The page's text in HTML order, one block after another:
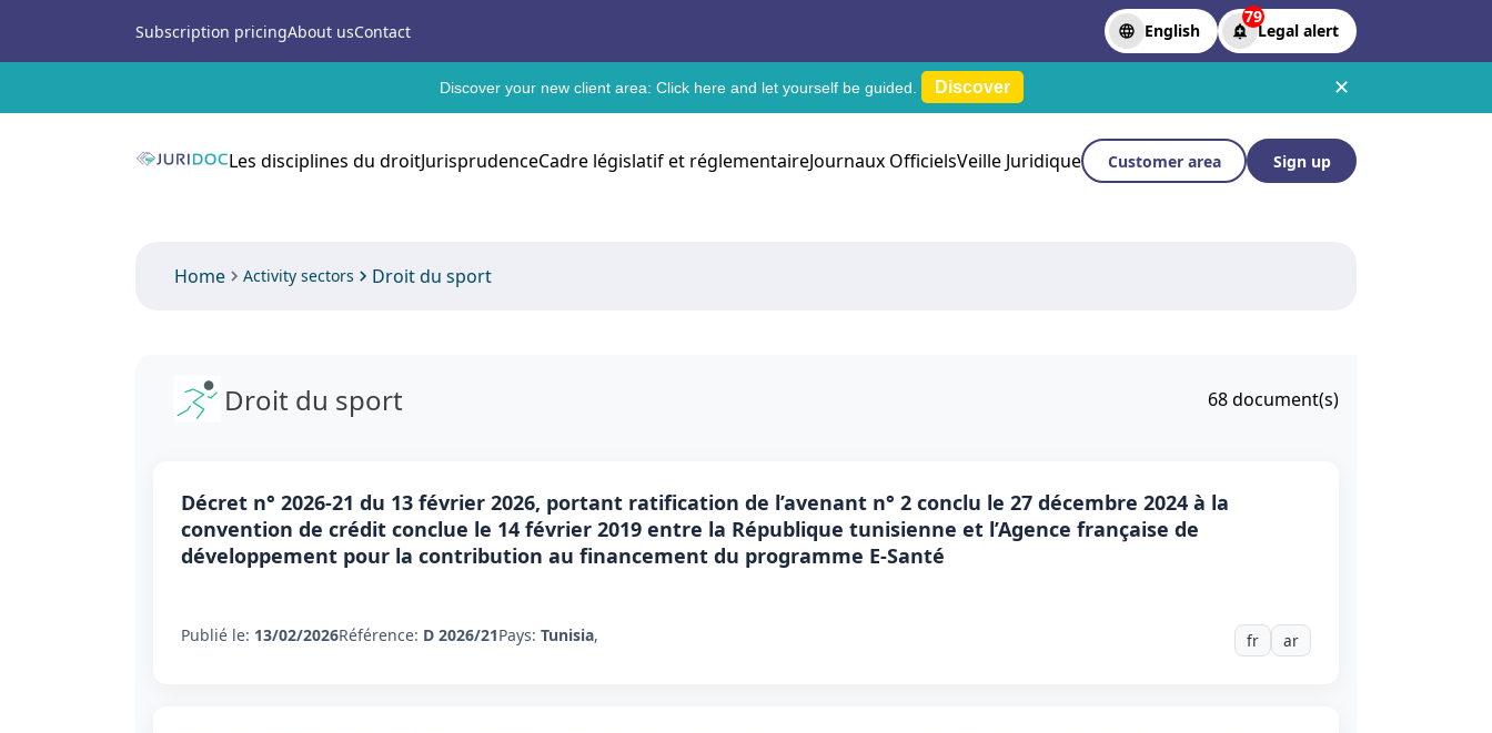
Subscription pricingAbout usContact English
79
Legal alert
Discover your new client area: Click here and let yourself be guided. Discover ✕
Les disciplines du droitJurisprudenceCadre législatif et réglementaireJournaux OfficielsVeille Juridique Customer area Sign up
Home Activity sectors Droit du sport
Droit du sport 68document(s)
Décret n° 2026-21 du 13 février 2026, portant ratification de l’avenant n° 2 conclu le 27 décembre 2024 à la
convention de crédit conclue le 14 février 2019 entre la République tunisienne et l’Agence française de
développement pour la contribution au financement du programme E-Santé
Publié le: 13/02/2026Référence: D 2026/21Pays: Tunisia, fr ar